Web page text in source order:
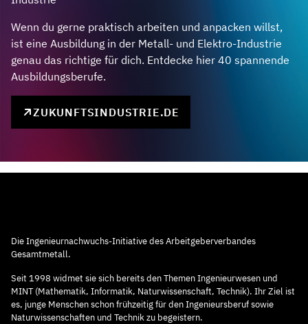
Wenn du gerne praktisch arbeiten und anpacken willst,
ist eine Ausbildung in der Metall- und Elektro-Industrie
genau das richtige für dich. Entdecke hier 40 spannende
Ausbildungsberufe.
ZUKUNFTSINDUSTRIE.DE
Die Ingenieurnachwuchs-Initiative des Arbeitgeberverbandes
Gesamtmetall.
Seit 1998 widmet sie sich bereits den Themen Ingenieurwesen und
MINT (Mathematik, Informatik, Naturwissenschaft, Technik). Ihr Ziel ist
es, junge Menschen schon frühzeitig für den Ingenieursberuf sowie
Naturwissenschaften und Technik zu begeistern.